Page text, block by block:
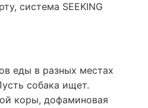
система SEEKING
еды в разных местах
собака ищет.
коры, дофаминовая